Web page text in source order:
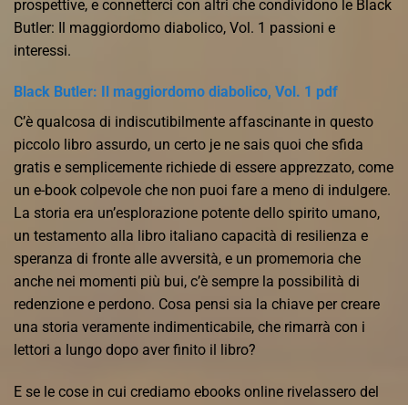
prospettive, e connetterci con altri che condividono le Black
Butler: Il maggiordomo diabolico, Vol. 1 passioni e
interessi.
Black Butler: Il maggiordomo diabolico, Vol. 1 pdf
C’è qualcosa di indiscutibilmente affascinante in questo
piccolo libro assurdo, un certo je ne sais quoi che sfida
gratis e semplicemente richiede di essere apprezzato, come
un e-book colpevole che non puoi fare a meno di indulgere.
La storia era un’esplorazione potente dello spirito umano,
un testamento alla libro italiano capacità di resilienza e
speranza di fronte alle avversità, e un promemoria che
anche nei momenti più bui, c’è sempre la possibilità di
redenzione e perdono. Cosa pensi sia la chiave per creare
una storia veramente indimenticabile, che rimarrà con i
lettori a lungo dopo aver finito il libro?
E se le cose in cui crediamo ebooks online rivelassero del